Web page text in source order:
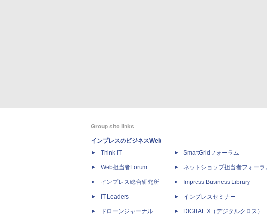
Group site links
インプレスのビジネスWeb
Think IT
Web担当者Forum
インプレス総合研究所
IT Leaders
ドローンジャーナル
SmartGridフォーラム
ネットショップ担当者フォーラ
Impress Business Library
インプレスセミナー
DIGITAL X（デジタルクロス）